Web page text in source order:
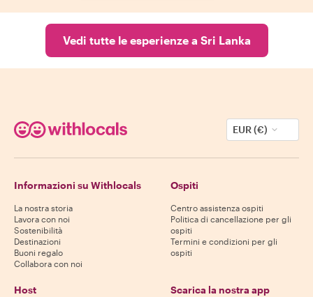
Vedi tutte le esperienze a Sri Lanka
EUR (€)
Informazioni su Withlocals
La nostra storia
Lavora con noi
Sostenibilità
Destinazioni
Buoni regalo
Collabora con noi
Ospiti
Centro assistenza ospiti
Politica di cancellazione per gli
ospiti
Termini e condizioni per gli
ospiti
Host Scarica la nostra app